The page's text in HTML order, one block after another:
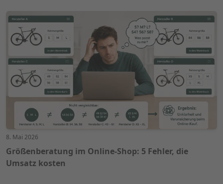
8. Mai 2026
Größenberatung im Online-Shop: 5 Fehler, die
Umsatz kosten